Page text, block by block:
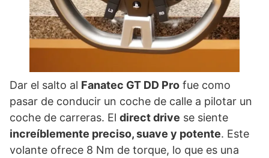
Dar el salto al Fanatec GT DD Pro fue como
pasar de conducir un coche de calle a pilotar un
coche de carreras. El direct drive se siente
increíblemente preciso, suave y potente. Este
volante ofrece 8 Nm de torque, lo que es una